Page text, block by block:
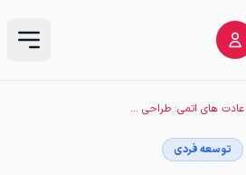
جان کلام کتاب عادت های اتمی: طراحی «سیستم عامل» موفقیت برای کارآفرینان و طراحان محصول
توسعه فردی